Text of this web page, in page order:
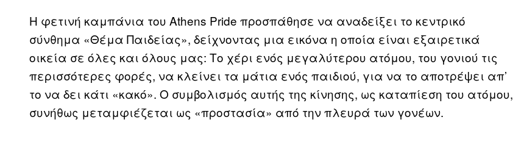
Η φετινή καμπάνια του Athens Pride προσπάθησε να αναδείξει το κεντρικό
σύνθημα «Θέμα Παιδείας», δείχνοντας μια εικόνα η οποία είναι εξαιρετικά
οικεία σε όλες και όλους μας: Το χέρι ενός μεγαλύτερου ατόμου, του γονιού τις
περισσότερες φορές, να κλείνει τα μάτια ενός παιδιού, για να το αποτρέψει απ’
το να δει κάτι «κακό». Ο συμβολισμός αυτής της κίνησης, ως καταπίεση του ατόμου,
συνήθως μεταμφιέζεται ως «προστασία» από την πλευρά των γονέων.